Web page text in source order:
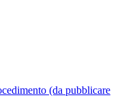
(da pubblicare